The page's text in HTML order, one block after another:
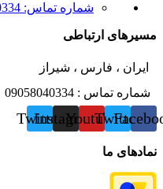
شماره تماس: 09058040334
مسیرهای ارتباطی
ایران ، فارس ، شیراز
شماره تماس : 09058040334
Twitter
Youtube
Instagram
Twitter
نمادهای ما